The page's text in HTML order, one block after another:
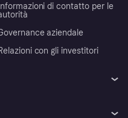
di contatto per le
aziendale
con gli investitori